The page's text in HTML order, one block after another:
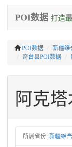
POI数据 打造
POI数据 新疆维
奇台县POI数据
阿克塔
所属省份: 新疆维